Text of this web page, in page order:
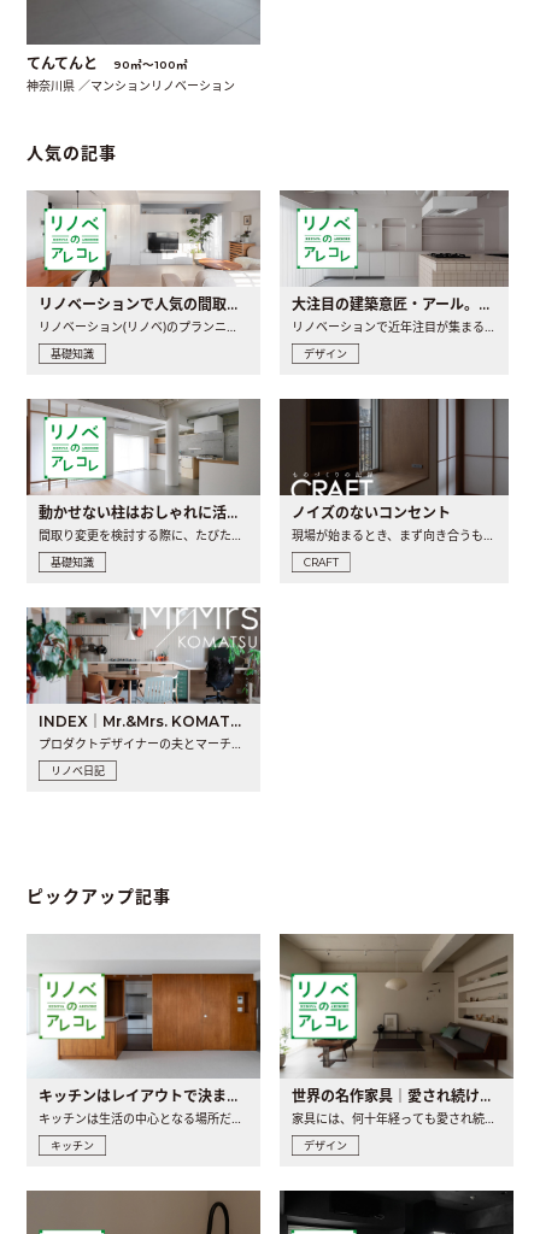
てんてんと 90㎡〜100㎡
神奈川県 ／マンションリノベーション
人気の記事
リノベーションで人気の間取りとは？トレンドの間取りと実例を徹底解説
リノベーション(リノベ)のプランニングで一番最初に決めるのは..
基礎知識
大注目の建築意匠・アール。人気の理由と空間に取り入れるポイント
リノベーションで近年注目が集まる建築意匠の一つであるアール..
デザイン
動かせない柱はおしゃれに活用！柱を魅せるリノベーション(リノベ)4選
間取り変更を検討する際に、たびたび皆さんの頭を悩ませる動か..
基礎知識
ノイズのないコンセント
現場が始まるとき、まず向き合うものの一つがコンセントです..
CRAFT
INDEX｜Mr.&Mrs. KOMATSU renovation diary
プロダクトデザイナーの夫とマーチャンダイザーの妻が、夫婦で..
リノベ日記
ピックアップ記事
キッチンはレイアウトで決まる。後悔しないための考え方と選び方
キッチン
世界の名作家具｜愛され続ける理由と一生モノとの出会い方
デザイン